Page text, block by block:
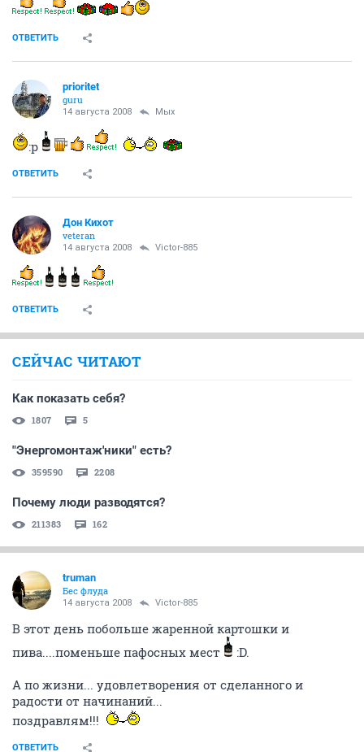
ОТВЕТИТЬ
prioritet
guru
14 августа 2008 Мых
:p
ОТВЕТИТЬ
Дон Кихот
veteran
14 августа 2008 Victor-885
ОТВЕТИТЬ
СЕЙЧАС ЧИТАЮТ
Как показать себя?
1807 5
"Энергомонтаж'ники" есть?
359590 2208
Почему люди разводятся?
211383 162
truman
Бес флуда
14 августа 2008 Victor-885
В этот день побольше жаренной картошки и
пива....поменьше пафосных мест
:D.
А по жизни... удовлетворения от сделанного и
радости от начинаний...
поздравлям!!!
ОТВЕТИТЬ